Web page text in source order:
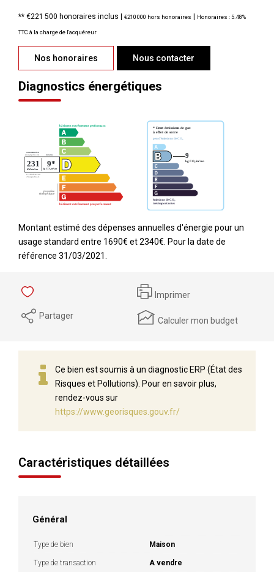
** €221 500 honoraires inclus | €210 000 hors honoraires | Honoraires : 5.48%
TTC à la charge de l'acquéreur
Nos honoraires Nous contacter
Diagnostics énergétiques
Montant estimé des dépenses annuelles d'énergie pour un
usage standard entre 1690€ et 2340€. Pour la date de
référence 31/03/2021.
Imprimer
Partager Calculer mon budget
Ce bien est soumis à un diagnostic ERP (État des
Risques et Pollutions). Pour en savoir plus,
rendez-vous sur
https://www.georisques.gouv.fr/
Caractéristiques détaillées
Général
Type de bien Maison
Type de transaction A vendre